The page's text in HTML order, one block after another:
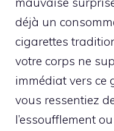
déjà un
cigarettes
votre corps ne
immédiat vers ce
vous ressentiez
l’essoufflement